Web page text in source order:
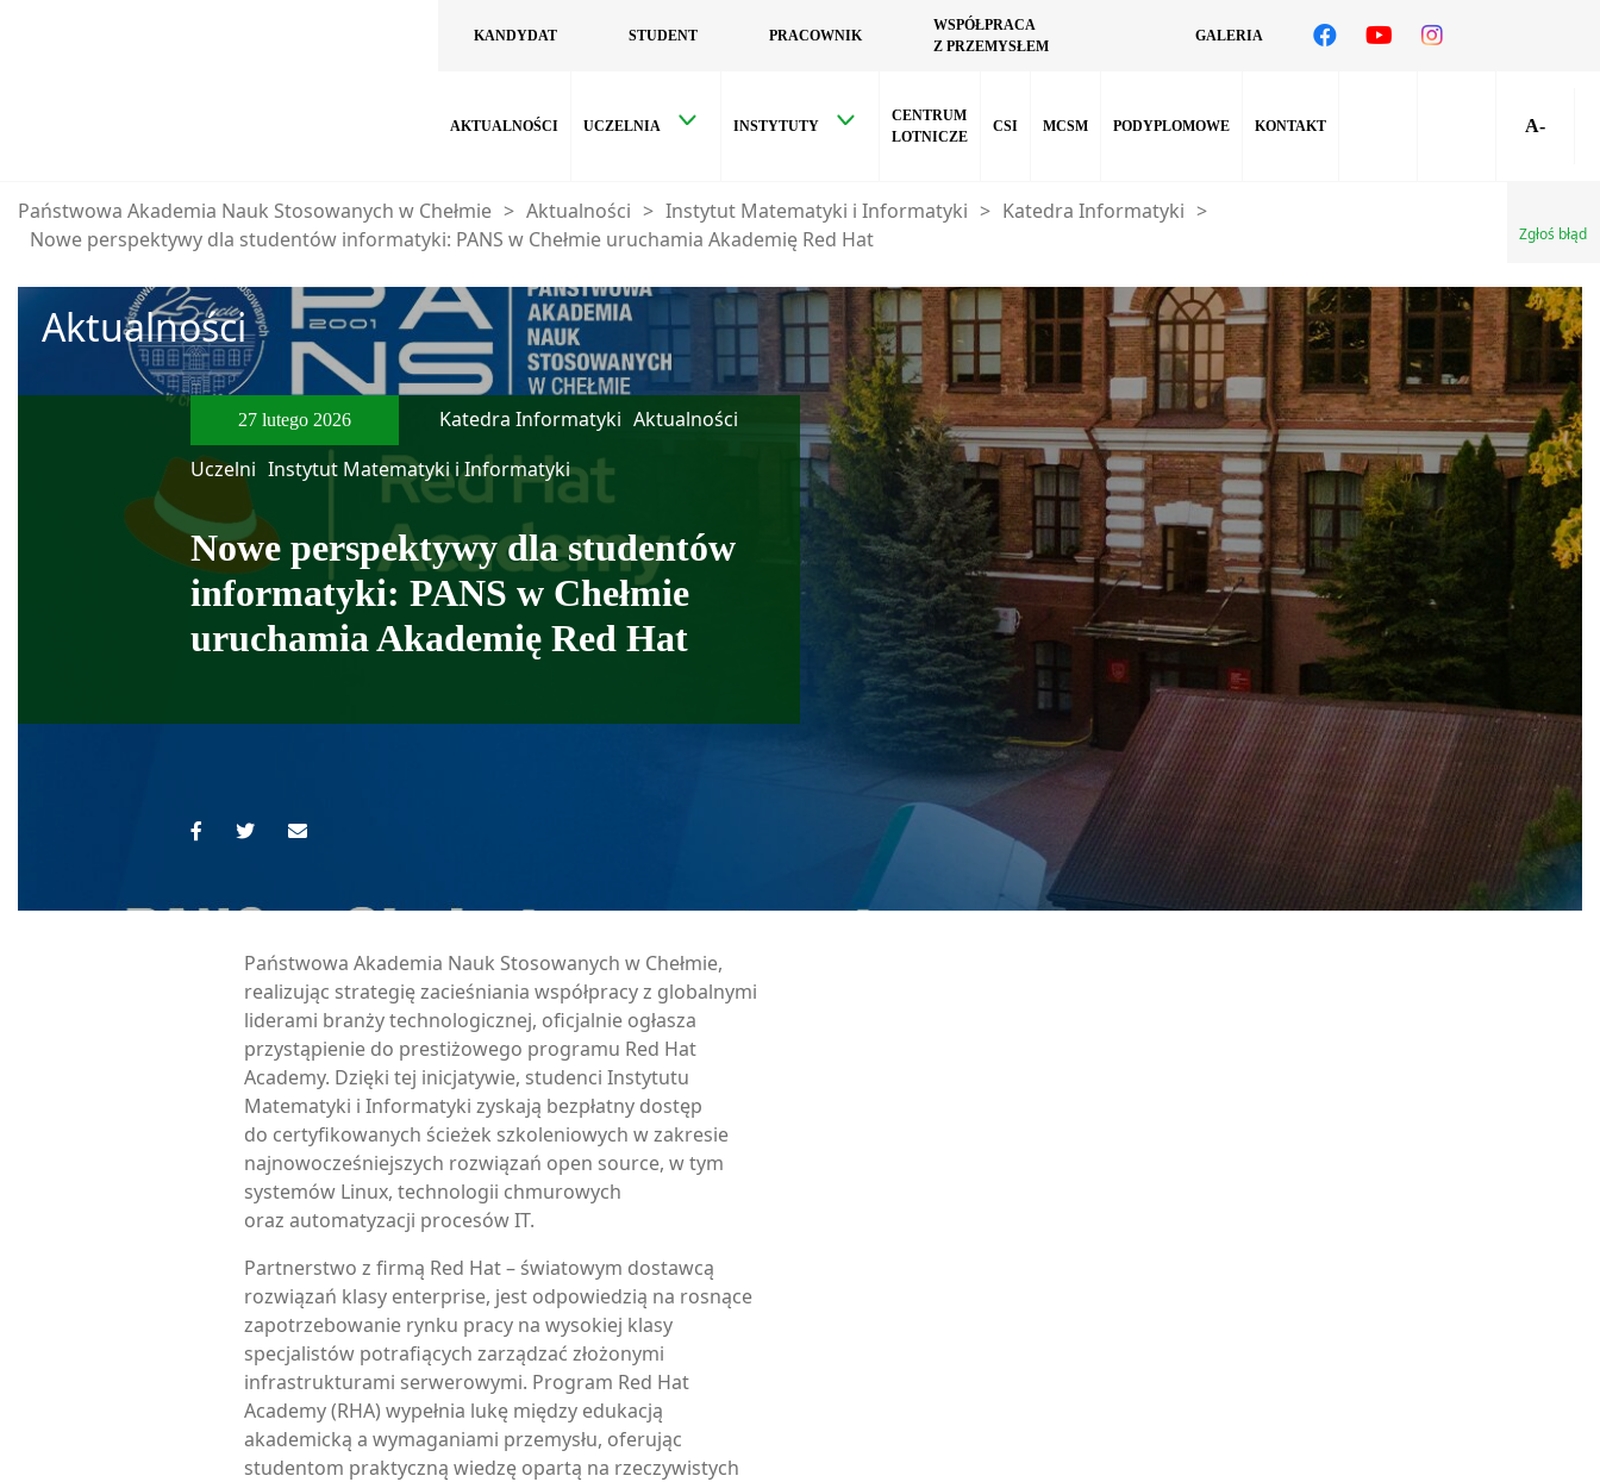
KANDYDAT STUDENT PRACOWNIK
WSPÓŁPRACA
Z PRZEMYSŁEM
GALERIA
AKTUALNOŚCI UCZELNIA INSTYTUTY
CENTRUM
LOTNICZE
CSI MCSM PODYPLOMOWE KONTAKT A-
Zgłoś błąd
Państwowa Akademia Nauk Stosowanych w Chełmie > Aktualności > Instytut Matematyki i Informatyki > Katedra Informatyki >
Nowe perspektywy dla studentów informatyki: PANS w Chełmie uruchamia Akademię Red Hat
Aktualności
27 lutego 2026 Katedra Informatyki Aktualności
Uczelni Instytut Matematyki i Informatyki
Nowe perspektywy dla studentów
informatyki: PANS w Chełmie
uruchamia Akademię Red Hat
Państwowa Akademia Nauk Stosowanych w Chełmie,
realizując strategię zacieśniania współpracy z globalnymi
liderami branży technologicznej, oficjalnie ogłasza
przystąpienie do prestiżowego programu Red Hat
Academy. Dzięki tej inicjatywie, studenci Instytutu
Matematyki i Informatyki zyskają bezpłatny dostęp
do certyfikowanych ścieżek szkoleniowych w zakresie
najnowocześniejszych rozwiązań open source, w tym
systemów Linux, technologii chmurowych
oraz automatyzacji procesów IT.
Partnerstwo z firmą Red Hat – światowym dostawcą
rozwiązań klasy enterprise, jest odpowiedzią na rosnące
zapotrzebowanie rynku pracy na wysokiej klasy
specjalistów potrafiących zarządzać złożonymi
infrastrukturami serwerowymi. Program Red Hat
Academy (RHA) wypełnia lukę między edukacją
akademicką a wymaganiami przemysłu, oferując
studentom praktyczną wiedzę opartą na rzeczywistych